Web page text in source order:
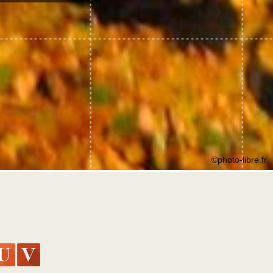
©photo-libre.fr